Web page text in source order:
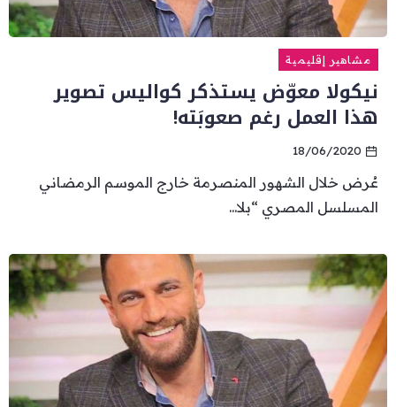
مشاهير إقليمية
نيكولا معوّض يستذكر كواليس تصوير
هذا العمل رغم صعوبَته!
18/06/2020
عُرض خلال الشهور المنصرمة خارج الموسم الرمضاني
المسلسل المصري “بلا...